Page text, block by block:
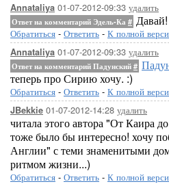
Annataliya 01-07-2012-09:33 удалить
Ответ на комментарий Эдель-Ка # Давай!
Обратиться - Ответить - К полной
Annataliya 01-07-2012-09:33 удалить
Ответ на комментарий Падунский #
теперь про Сирию хочу. :)
Обратиться - Ответить - К полной
JBekkie 01-07-2012-14:28 удалить
читала этого автора "От Каира
тоже было бы интересно! хочу
Англии" с теми знаменитыми
ритмом жизни...)
Обратиться - Ответить - К полной